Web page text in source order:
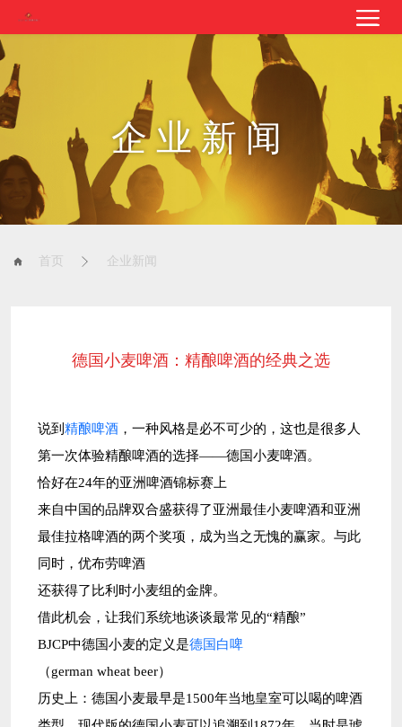
企业新闻
首页 企业新闻
德国小麦啤酒：精酿啤酒的经典之选
说到 精酿啤酒 ，一种风格是必不可少的，这也是很多人
第一次体验精酿啤酒的选择——德国小麦啤酒。
恰好在24年的亚洲啤酒锦标赛上
来自中国的品牌双合盛获得了亚洲最佳小麦啤酒和亚洲
最佳拉格啤酒的两个奖项，成为当之无愧的赢家。与此
同时，优布劳啤酒
还获得了比利时小麦组的金牌。
借此机会，让我们系统地谈谈最常见的“精酿”
BJCP中德国小麦的定义是德国白啤
（german wheat beer）
历史上：德国小麦最早是1500年当地皇室可以喝的啤酒